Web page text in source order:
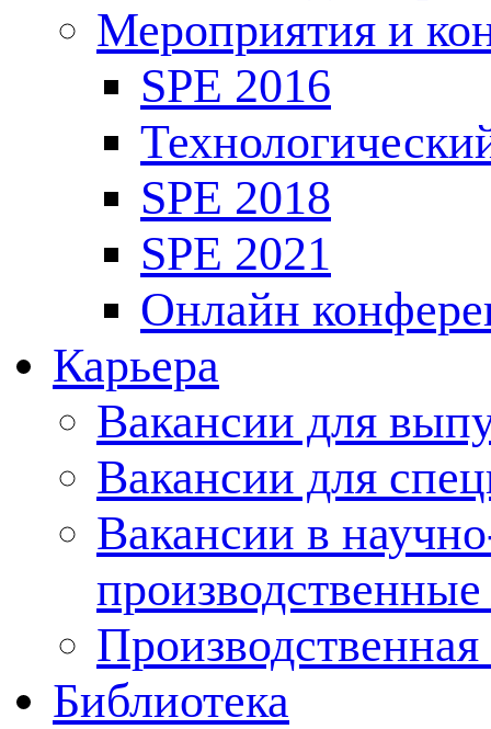
Мероприятия и
SPE 2016
SPE 2018
SPE 2021
Онлайн
Карьера
Вакансии для
Вакансии для
Вакансии в
Производственная
Библиотека